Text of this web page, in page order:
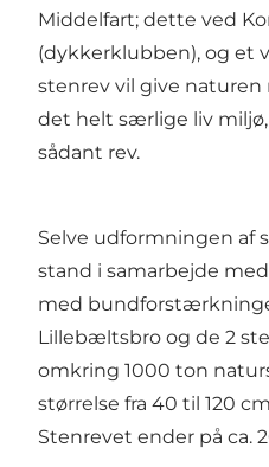
Middelfart; dette ved
(dykkerklubben), og et
stenrev vil give
det helt særlige liv
sådant rev.
Selve udformningen af
stand i samarbejde
med
Lillebæltsbro og de 2
omkring 1000 ton
størrelse fra 40 til 120
Stenrevet ender på ca.